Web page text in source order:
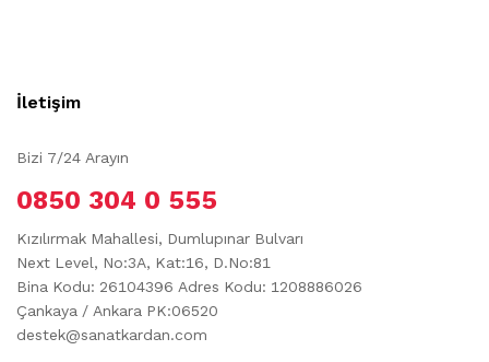
İletişim
Bizi 7/24 Arayın
0850 304 0 555
Kızılırmak Mahallesi, Dumlupınar Bulvarı
Next Level, No:3A, Kat:16, D.No:81
Bina Kodu: 26104396 Adres Kodu: 1208886026
Çankaya / Ankara PK:06520
destek@sanatkardan.com